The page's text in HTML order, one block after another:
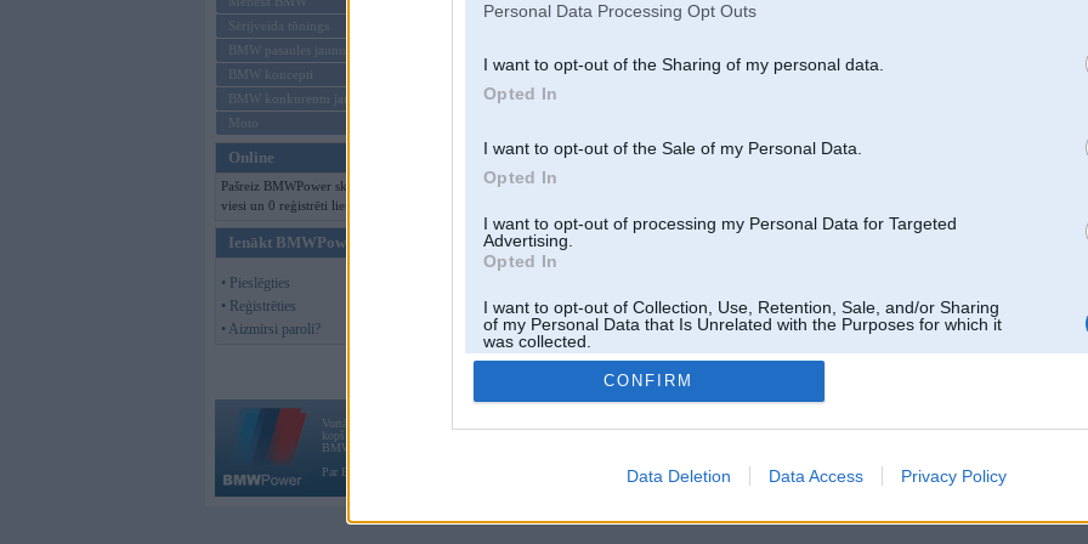
Personal Data Processing Opt Outs
I want to opt-out of the Sharing of my personal data.
Opted In
I want to opt-out of the Sale of my Personal Data.
Opted In
I want to opt-out of processing my Personal Data for Targeted
Advertising.
Opted In
I want to opt-out of Collection, Use, Retention, Sale, and/or Sharing
of my Personal Data that Is Unrelated with the Purposes for which it
was collected.
Opted Out
CONFIRM
Data Deletion Data Access Privacy Policy
Sērijveida tūnings
BMW pasaules jaunumi
BMW koncepti
BMW konkurentu jaunumi
Moto
Online
Pašreiz BMWPower skatās 151
viesi un 0 reģistrēti lietotāji.
Ienākt BMWPower
• Pieslēgties
• Reģistrēties
• Aizmirsi paroli?
Offline
Vortāls BMWPower.lv darbojas
kopš 2002. gada 14. maija. Tas nav auto klubs un nav saistīts ar
BMW AG.
Par BMWPower